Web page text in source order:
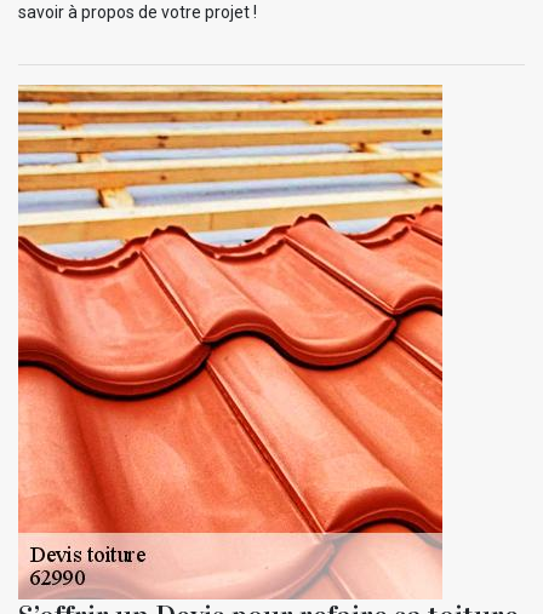
savoir à propos de votre projet !